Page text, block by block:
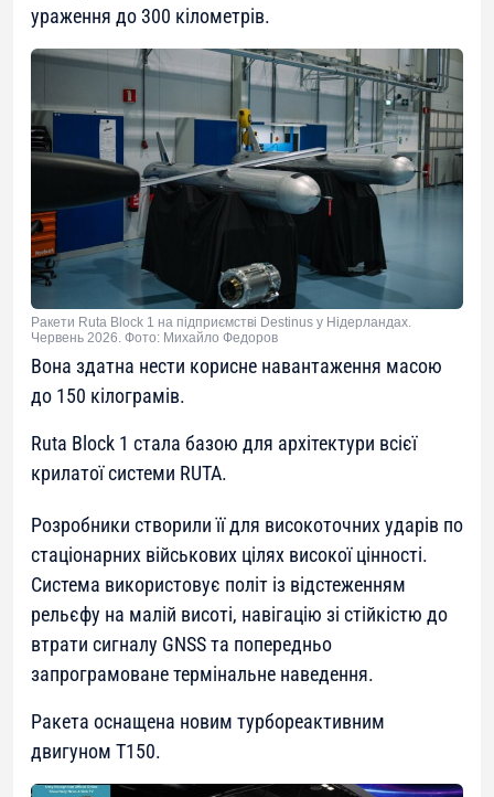
ураження до 300 кілометрів.
Ракети Ruta Block 1 на підприємстві Destinus у Нідерландах.
Червень 2026. Фото: Михайло Федоров
Вона здатна нести корисне навантаження масою
до 150 кілограмів.
Ruta Block 1 стала базою для архітектури всієї
крилатої системи RUTA.
Розробники створили її для високоточних ударів по
стаціонарних військових цілях високої цінності.
Система використовує політ із відстеженням
рельєфу на малій висоті, навігацію зі стійкістю до
втрати сигналу GNSS та попередньо
запрограмоване термінальне наведення.
Ракета оснащена новим турбореактивним
двигуном T150.